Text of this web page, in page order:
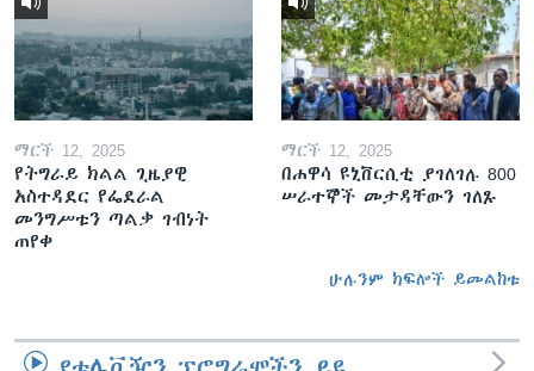
ማርች 12, 2025
የትግራይ ክልል ጊዜያዊ
አስተዳደር የፌደራል
መንግሥቱን ጣልቃ ገብነት
ጠየቀ
ማርች 12, 2025
በሐዋሳ ዩኒቨርሲቲ ያገለገሉ 800
ሠራተኞች መታዳቸውን ገለጹ
ሁሉንም ክፍሎች ይመልከቱ